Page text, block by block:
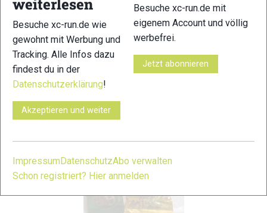
beachteter Ratschlag seitens des SCC. Eventuell könnte man
hier zukünftig auf Becher zurückgreifen, die bereits aus
einem Recyclingverfahren stammen.
weiterlesen
Besuche xc-run.de wie
gewohnt mit Werbung und
Tracking. Alle Infos dazu
findest du in der
Datenschutzerklärung!
Akzeptieren und weiter
Besuche xc-run.de mit
eigenem Account und völlig
werbefrei.
Jetzt abonnieren
ImpressumDatenschutzAbo verwalten
Schon registriert? Hier anmelden